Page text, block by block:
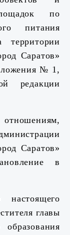
по
питания
Саратов»
№ 1,
редакции
Саратов»
в
главы